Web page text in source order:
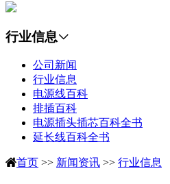
行业信息
公司新闻
行业信息
电源线百科
排插百科
电源插头插芯百科全书
延长线百科全书
首页 >> 新闻资讯 >> 行业信息